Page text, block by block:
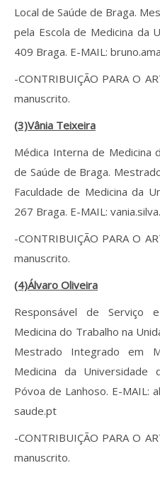
Local de Saúde de Braga.
pela Escola de Medicina da
409 Braga. E-MAIL:
-CONTRIBUIÇÃO PARA O
manuscrito.
(3)Vânia Teixeira
Médica Interna de Medicina
de Saúde de Braga.
Faculdade de Medicina da
267 Braga. E-MAIL:
-CONTRIBUIÇÃO PARA O
manuscrito.
(4)Álvaro Oliveira
Responsável de Serviço
Medicina do Trabalho na
Mestrado Integrado em
Medicina da
Póvoa de Lanhoso. E-MAIL:
saude.pt
-CONTRIBUIÇÃO PARA O
manuscrito.